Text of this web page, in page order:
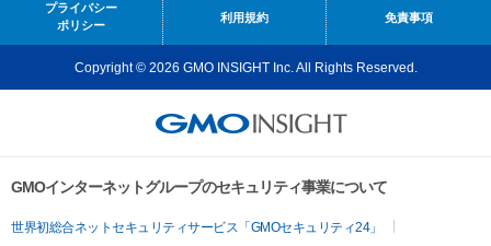
プライバシー
ポリシー
利用規約 免責事項
Copyright © 2026 GMO INSIGHT Inc. All Rights Reserved.
GMOインターネットグループのセキュリティ事業について
世界初総合ネットセキュリティサービス「GMOセキュリティ24」